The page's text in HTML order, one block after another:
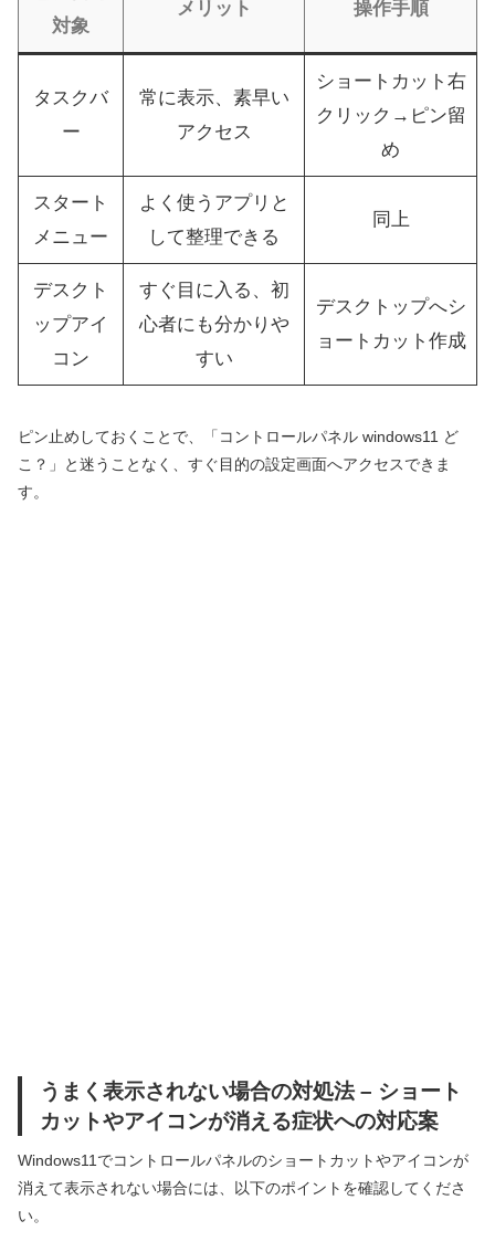
対象
メリット 操作手順
タスクバ
ー
常に表示、素早い
アクセス
ショートカット右
クリック→ピン留
め
スタート
メニュー
よく使うアプリと
して整理できる
同上
デスクト
ップアイ
コン
すぐ目に入る、初
心者にも分かりや
すい
デスクトップへシ
ョートカット作成
ピン止めしておくことで、「コントロールパネル windows11 ど
こ？」と迷うことなく、すぐ目的の設定画面へアクセスできま
す。
うまく表示されない場合の対処法 – ショート
カットやアイコンが消える症状への対応案
Windows11でコントロールパネルのショートカットやアイコンが
消えて表示されない場合には、以下のポイントを確認してくださ
い。